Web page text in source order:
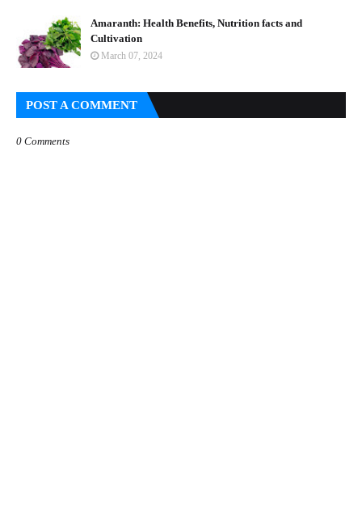
Amaranth: Health Benefits, Nutrition facts and
Cultivation
March 07, 2024
POST A COMMENT
0 Comments